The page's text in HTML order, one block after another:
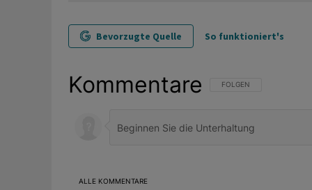
Bevorzugte Quelle So funktioniert's
Kommentare FOLGE DIESER
FOLGEN
ALLE KOMMENTARE